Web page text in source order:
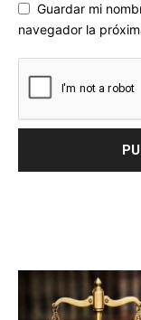
Guardar mi
navegador la